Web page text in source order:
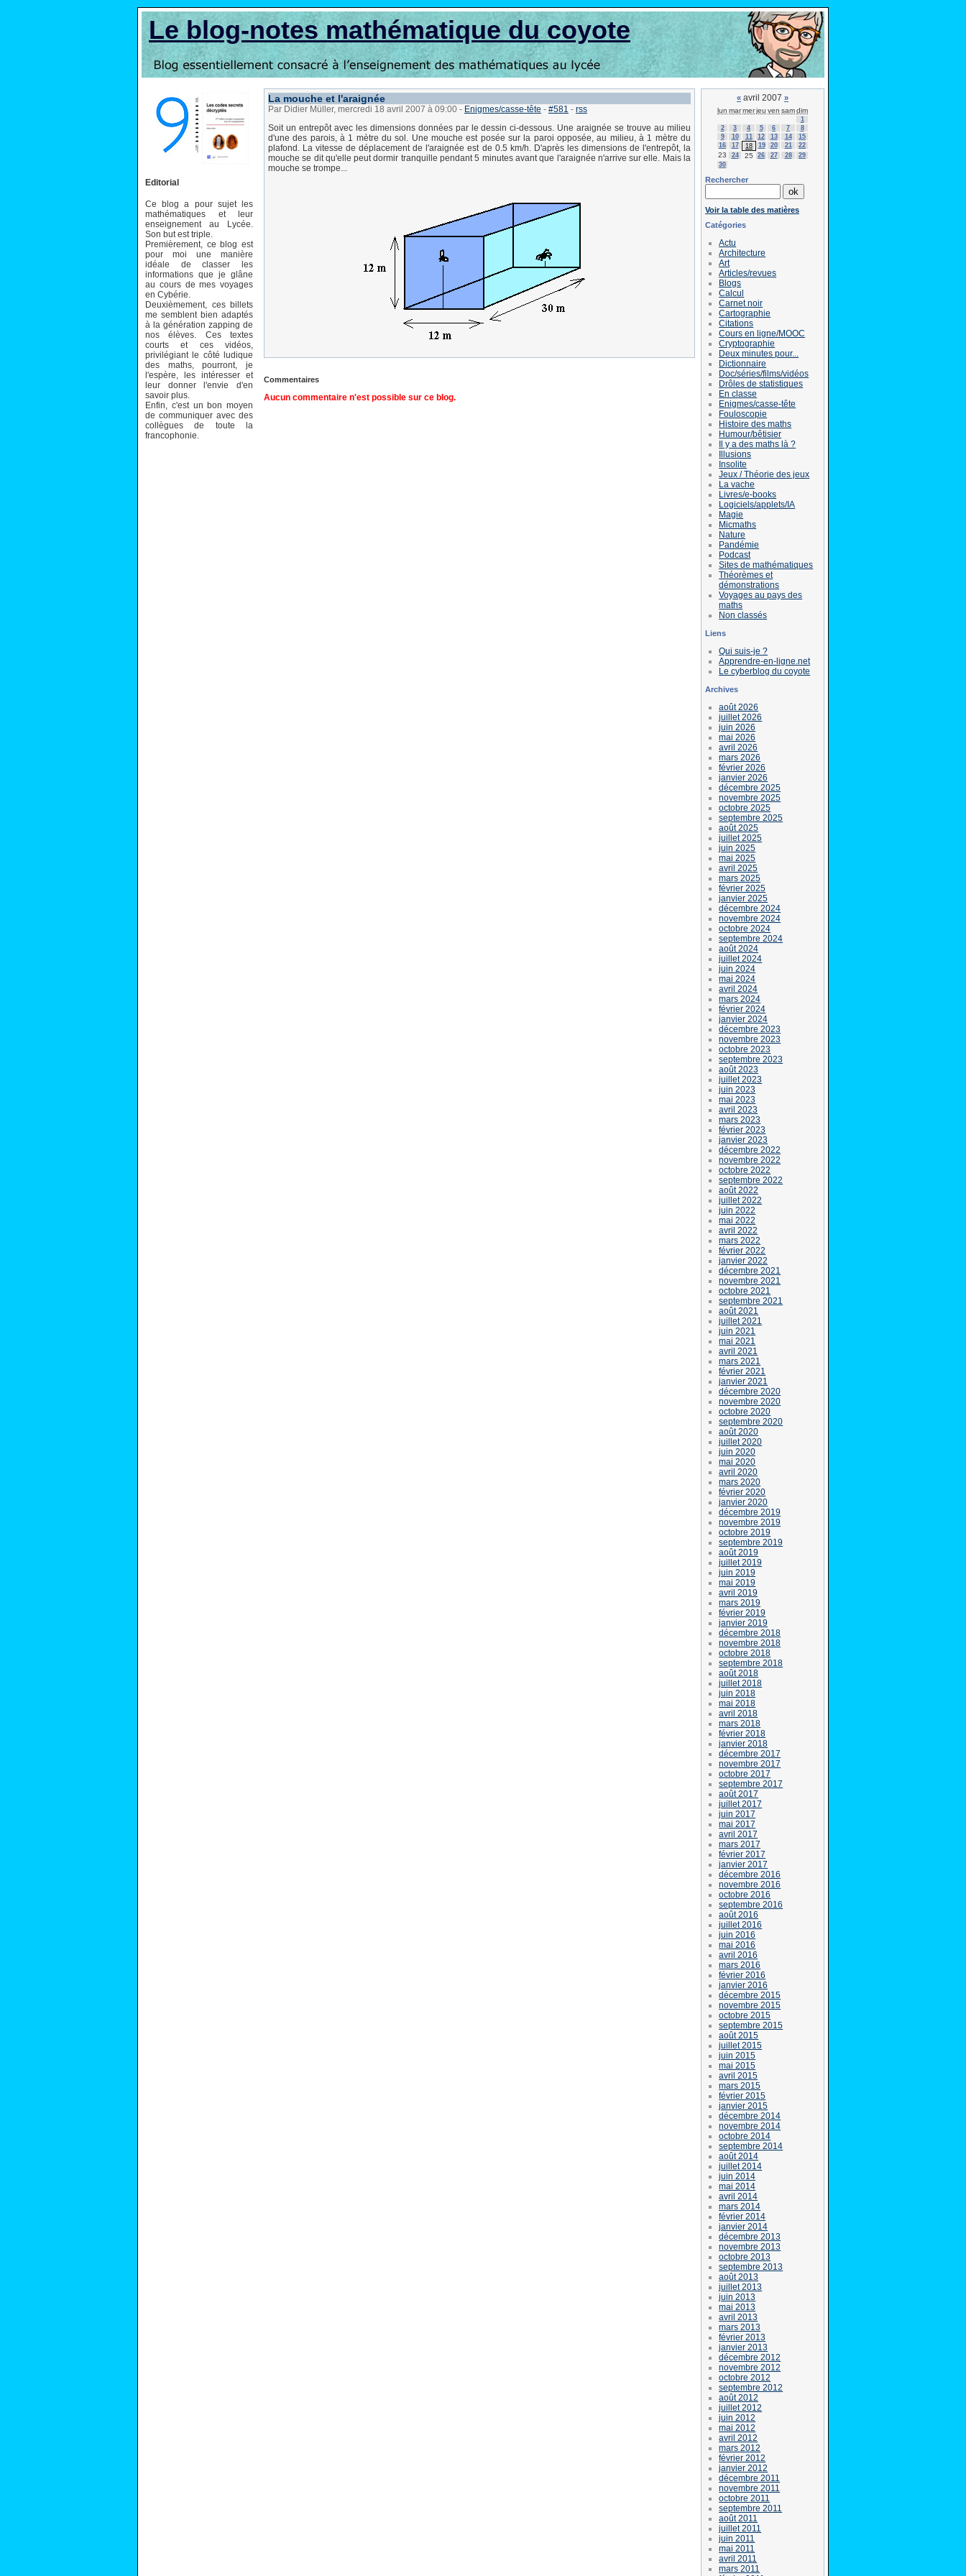
Le blog-notes mathématique du coyote
Editorial
Ce blog a pour sujet les
mathématiques et leur
enseignement au Lycée.
Son but est triple.
Premièrement, ce blog est
pour moi une manière
idéale de classer les
informations que je glâne
au cours de mes voyages
en Cybérie.
Deuxièmement, ces billets
me semblent bien adaptés
à la génération zapping de
nos élèves. Ces textes
courts et ces vidéos,
privilégiant le côté ludique
des maths, pourront, je
l'espère, les intéresser et
leur donner l'envie d'en
savoir plus.
Enfin, c'est un bon moyen
de communiquer avec des
collègues de toute la
francophonie.
La mouche et l'araignée
Par Didier Müller, mercredi 18 avril 2007 à 09:00 - Enigmes/casse-tête - #581 - rss
Soit un entrepôt avec les dimensions données par le dessin ci-dessous. Une araignée se trouve au milieu
d'une des parois, à 1 mètre du sol. Une mouche est posée sur la paroi opposée, au milieu, à 1 mètre du
plafond. La vitesse de déplacement de l'araignée est de 0.5 km/h. D'après les dimensions de l'entrepôt, la
mouche se dit qu'elle peut dormir tranquille pendant 5 minutes avant que l'araignée n'arrive sur elle. Mais la
mouche se trompe...
Commentaires
Aucun commentaire n'est possible sur ce blog.
« avril 2007 »
lun marmerjeu ven samdim
1
2
3 4 5 6 7
8
9
10 11 12 13 14
15
16
17 18 19 20 21 22
23 24 25 26 27 28
29
30
Rechercher
Voir la table des matières
Catégories
Actu
Architecture
Art
Articles/revues
Blogs
Calcul
Carnet noir
Cartographie
Citations
Cours en ligne/MOOC
Cryptographie
Deux minutes pour...
Dictionnaire
Doc/séries/films/vidéos
Drôles de statistiques
En classe
Enigmes/casse-tête
Fouloscopie
Histoire des maths
Humour/bêtisier
Il y a des maths là ?
Illusions
Insolite
Jeux / Théorie des jeux
La vache
Livres/e-books
Logiciels/applets/IA
Magie
Micmaths
Nature
Pandémie
Podcast
Sites de mathématiques
Théorèmes et
démonstrations
Voyages au pays des
maths
Non classés
Liens
Qui suis-je ?
Apprendre-en-ligne.net
Le cyberblog du coyote
Archives
août 2026
juillet 2026
juin 2026
mai 2026
avril 2026
mars 2026
février 2026
janvier 2026
décembre 2025
novembre 2025
octobre 2025
septembre 2025
août 2025
juillet 2025
juin 2025
mai 2025
avril 2025
mars 2025
février 2025
janvier 2025
décembre 2024
novembre 2024
octobre 2024
septembre 2024
août 2024
juillet 2024
juin 2024
mai 2024
avril 2024
mars 2024
février 2024
janvier 2024
décembre 2023
novembre 2023
octobre 2023
septembre 2023
août 2023
juillet 2023
juin 2023
mai 2023
avril 2023
mars 2023
février 2023
janvier 2023
décembre 2022
novembre 2022
octobre 2022
septembre 2022
août 2022
juillet 2022
juin 2022
mai 2022
avril 2022
mars 2022
février 2022
janvier 2022
décembre 2021
novembre 2021
octobre 2021
septembre 2021
août 2021
juillet 2021
juin 2021
mai 2021
avril 2021
mars 2021
février 2021
janvier 2021
décembre 2020
novembre 2020
octobre 2020
septembre 2020
août 2020
juillet 2020
juin 2020
mai 2020
avril 2020
mars 2020
février 2020
janvier 2020
décembre 2019
novembre 2019
octobre 2019
septembre 2019
août 2019
juillet 2019
juin 2019
mai 2019
avril 2019
mars 2019
février 2019
janvier 2019
décembre 2018
novembre 2018
octobre 2018
septembre 2018
août 2018
juillet 2018
juin 2018
mai 2018
avril 2018
mars 2018
février 2018
janvier 2018
décembre 2017
novembre 2017
octobre 2017
septembre 2017
août 2017
juillet 2017
juin 2017
mai 2017
avril 2017
mars 2017
février 2017
janvier 2017
décembre 2016
novembre 2016
octobre 2016
septembre 2016
août 2016
juillet 2016
juin 2016
mai 2016
avril 2016
mars 2016
février 2016
janvier 2016
décembre 2015
novembre 2015
octobre 2015
septembre 2015
août 2015
juillet 2015
juin 2015
mai 2015
avril 2015
mars 2015
février 2015
janvier 2015
décembre 2014
novembre 2014
octobre 2014
septembre 2014
août 2014
juillet 2014
juin 2014
mai 2014
avril 2014
mars 2014
février 2014
janvier 2014
décembre 2013
novembre 2013
octobre 2013
septembre 2013
août 2013
juillet 2013
juin 2013
mai 2013
avril 2013
mars 2013
février 2013
janvier 2013
décembre 2012
novembre 2012
octobre 2012
septembre 2012
août 2012
juillet 2012
juin 2012
mai 2012
avril 2012
mars 2012
février 2012
janvier 2012
décembre 2011
novembre 2011
octobre 2011
septembre 2011
août 2011
juillet 2011
juin 2011
mai 2011
avril 2011
mars 2011